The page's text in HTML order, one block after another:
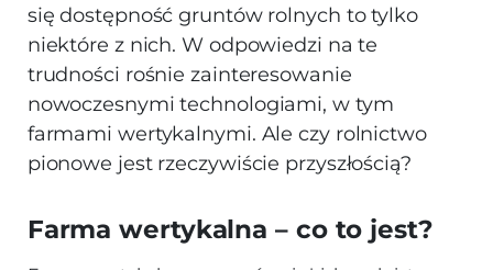
się dostępność gruntów rolnych to tylko
niektóre z nich. W odpowiedzi na te
trudności rośnie zainteresowanie
nowoczesnymi technologiami, w tym
farmami wertykalnymi. Ale czy rolnictwo
pionowe jest rzeczywiście przyszłością?
Farma wertykalna – co to jest?